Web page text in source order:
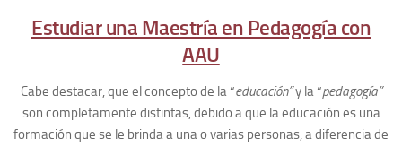
Estudiar una Maestría en Pedagogía con
AAU
Cabe destacar, que el concepto de la “educación”y la “pedagogía”
son completamente distintas, debido a que la educación es una
formación que se le brinda a una o varias personas, a diferencia de